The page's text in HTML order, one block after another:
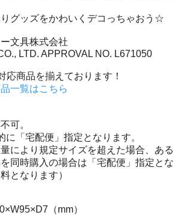
グッズをかわいくデコっちゃおう☆
文具株式会社
LTD. APPROVAL NO. L671050
応商品を揃えております！
一覧はこちら
可。
「宅配便」指定となります。
により規定サイズを超えた場合、ある
同時購入の場合は「宅配便」指定とな
となります）
（mm）